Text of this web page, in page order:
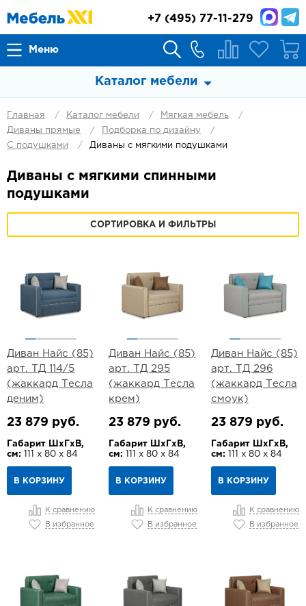
Меню
+7 (495) 77-11-279
Каталог мебели
Главная Каталог мебели
Мягкая мебель
Диваны прямые
Подборка по дизайну
С подушками
Диваны с мягкими подушками
Диваны с мягкими спинными
подушками
СОРТИРОВКА И ФИЛЬТРЫ
Диван Найс (85)
арт. ТД 114/5
(жаккард Тесла
деним)
23 879 руб.
Габарит ШхГхВ,
см: 111 х 80 х 84
В КОРЗИНУ
К сравнению
В избранное
Диван Найс (85)
арт. ТД 295
(жаккард Тесла
крем)
23 879 руб.
Габарит ШхГхВ,
см:
111 х 80 х 84
В КОРЗИНУ
К сравнению
В избранное
Диван Найс (85)
арт. ТД 296
(жаккард Тесла
смоук)
23 879 руб.
Габарит ШхГхВ,
см: 111 х 80 х 84
В КОРЗИНУ
К сравнению
В избранное